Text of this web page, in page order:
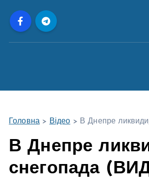
Головна > Відео > В Днепре
В Днепре
снегопада